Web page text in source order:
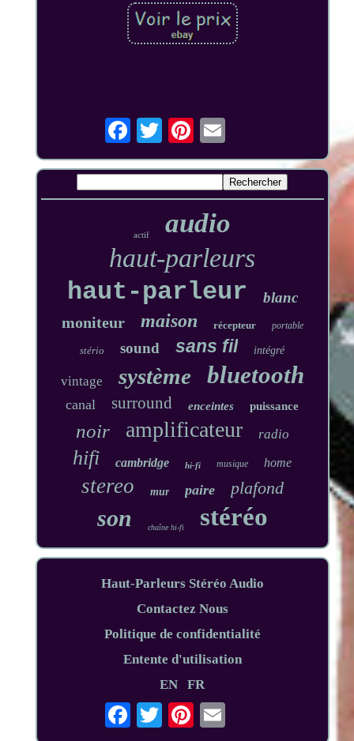
actif audio
haut-parleurs
haut-parleur
blanc
moniteur maison récepteur portable
stério sound sans fil intégré
vintage système bluetooth
canal surround enceintes puissance
noir amplificateur radio
hifi cambridge hi-fi musique home
stereo mur paire plafond
son chaîne hi-fi stéréo
Haut-Parleurs Stéréo Audio
Contactez Nous
Politique de confidentialité
Entente d'utilisation
EN
FR